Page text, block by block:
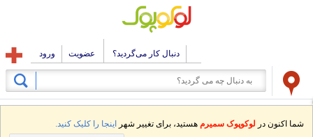
دنبال کار می‌گردید؟ عضویت ورود
شما اکنون در لوکوپوک سمیرم هستید، برای تغییر شهر اینجا را کلیک کنید.